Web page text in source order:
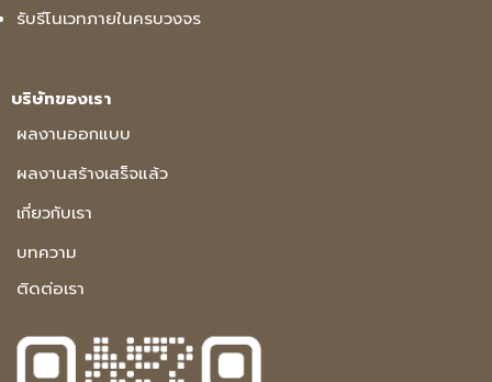
รับรีโนเวทภายในครบวงจร
ริษัทของเรา
ผลงานออกแบบ
ผลงานสร้างเสร็จแล้ว
เกี่ยวกับเรา
บทความ
ติดต่อเรา